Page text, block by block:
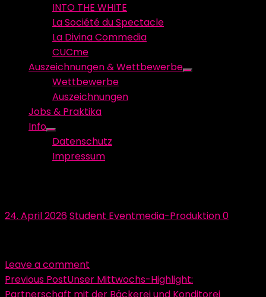
INTO THE WHITE
La Société du Spectacle
La Divina Commedia
CUCme
Auszeichnungen & Wettbewerbe
Show
Wettbewerbe
Auszeichnungen
Jobs & Praktika
Info
Show
sub
menu
Datenschutz
Impressum
Posted
24. April 2026Author
Student Eventmedia-Produktion0
Leave a comment
Beitragsnavigation
Previous PostUnser Mittwochs-Highlight:
Partnerschaft mit der Bäckerei und Konditorei